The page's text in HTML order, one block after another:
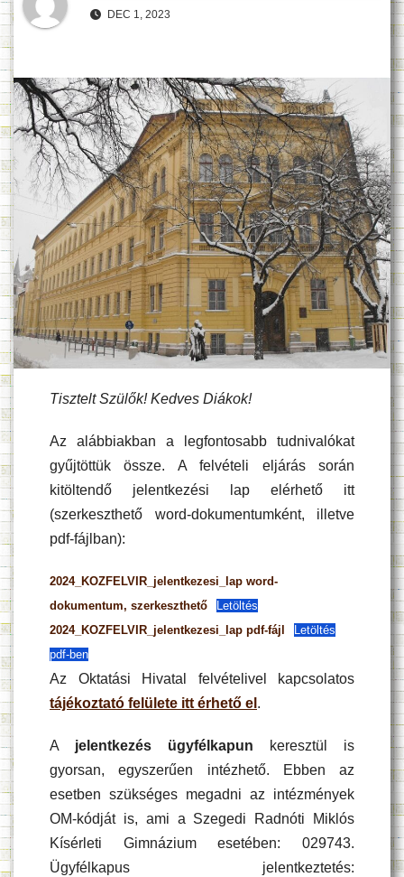
DEC 1, 2023
Tisztelt Szülők! Kedves Diákok!
Az alábbiakban a legfontosabb tudnivalókat
gyűjtöttük össze. A felvételi eljárás során
kitöltendő jelentkezési lap elérhető itt
(szerkeszthető word-dokumentumként, illetve
pdf-fájlban):
2024_KOZFELVIR_jelentkezesi_lap word-
dokumentum, szerkeszthető
Letöltés
2024_KOZFELVIR_jelentkezesi_lap pdf-fájl
Letöltés
pdf-ben
Az Oktatási Hivatal felvételivel kapcsolatos
tájékoztató felülete itt érhető el .
A jelentkezés ügyfélkapun keresztül is
gyorsan, egyszerűen intézhető. Ebben az
esetben szükséges megadni az intézmények
OM-kódját is, ami a Szegedi Radnóti Miklós
Kísérleti Gimnázium esetében: 029743.
Ügyfélkapus jelentkeztetés: